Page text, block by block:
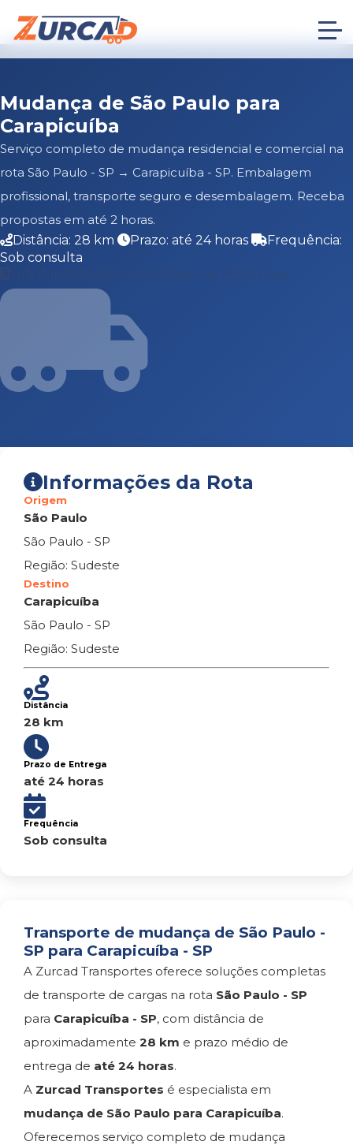
Mudança de São Paulo para
Carapicuíba
Serviço completo de mudança residencial e comercial na
rota São Paulo - SP → Carapicuíba - SP. Embalagem
profissional, transporte seguro e desembalagem. Receba
propostas em até 2 horas.
Distância: 28 km
Prazo: até 24 horas
Frequência:
Sob consulta
Falar no WhatsApp
Informações da Rota
Origem
São Paulo
São Paulo - SP
Região: Sudeste
Destino
Carapicuíba
São Paulo - SP
Região: Sudeste
Distância
28 km
Prazo de Entrega
até 24 horas
Frequência
Sob consulta
Transporte de mudança de São Paulo -
SP para Carapicuíba - SP
A Zurcad Transportes oferece soluções completas
de transporte de cargas na rota São Paulo - SP
para Carapicuíba - SP, com distância de
aproximadamente 28 km e prazo médio de
entrega de até 24 horas.
A Zurcad Transportes é especialista em
mudança de São Paulo para Carapicuíba.
Oferecemos serviço completo de mudança